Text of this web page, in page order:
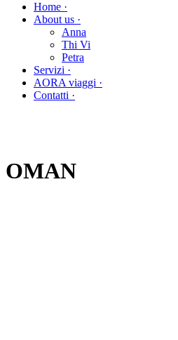
Home ·
About us ·
Anna
Thi Vi
Petra
Servizi ·
AORA viaggi ·
Contatti ·
OMAN